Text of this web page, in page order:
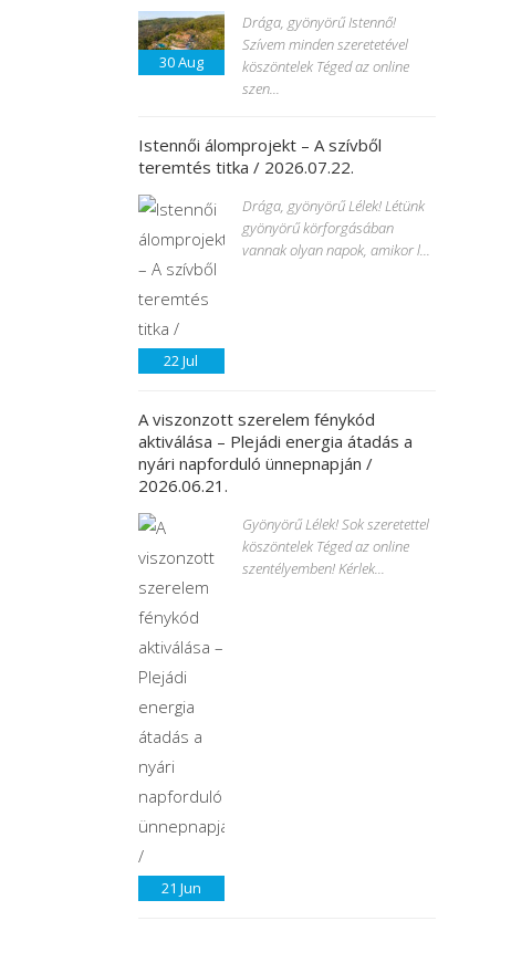
30Aug
Drága, gyönyörű Istennő!
Szívem minden szeretetével
köszöntelek Téged az online
szen...
Istennői álomprojekt – A szívből
teremtés titka / 2026.07.22.
22Jul
Drága, gyönyörű Lélek! Létünk
gyönyörű körforgásában
vannak olyan napok, amikor l...
A viszonzott szerelem fénykód
aktiválása – Plejádi energia átadás a
nyári napforduló ünnepnapján /
2026.06.21.
21 Jun
Gyönyörű Lélek! Sok szeretettel
köszöntelek Téged az online
szentélyemben! Kérlek...